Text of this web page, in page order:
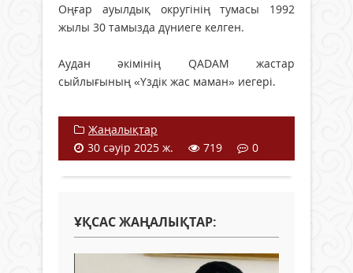
Оңғар ауылдық округінің тумасы 1992
жылы 30 тамызда дүниеге келген.
Аудан әкімінің QADAM жастар
сыйлығының «Үздік жас маман» иегері.
Жаңалықтар
30 сәуір 2025 ж.
719 0
ҰҚСАС ЖАҢАЛЫҚТАР: